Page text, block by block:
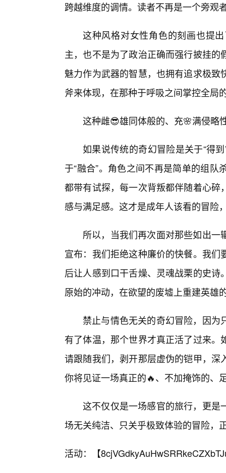
跨越维度的调情。读者不再是一个旁观
这种风格对女性角色的刻画也提
主，也不是为了政治正确而强行披挂
魅力作为武器的智慧，也拥有追求极
斧来体现，在那种于呼吸之间掌控全局
这种雌😎雄同体般的、充🌸满侵略
如果说传统的奇幻冒险是关于“得
于“融合”。角色之间不再是简单的组
都带有试探，每一次背叛都伴随着心
感与满足感。这才是成年人该看的冒险
所以，当我们再次面对那些如出
宣布：我们拒绝这种廉价的快餐。我
后让人感到口干舌燥、灵魂战栗的史
原始的冲动，在欲望的废墟上重建英雄
禁止与情色无关的奇幻冒险，因
有了体温，那个世界才真正活了过来
请跟随我们，剥开那层虚伪的铠甲，
你将见证一场真正的🔥、不加掩饰的、
这不仅仅是一场感官的旅行，更是
场无关纯洁、只关乎极致体验的冒险，
活动：【